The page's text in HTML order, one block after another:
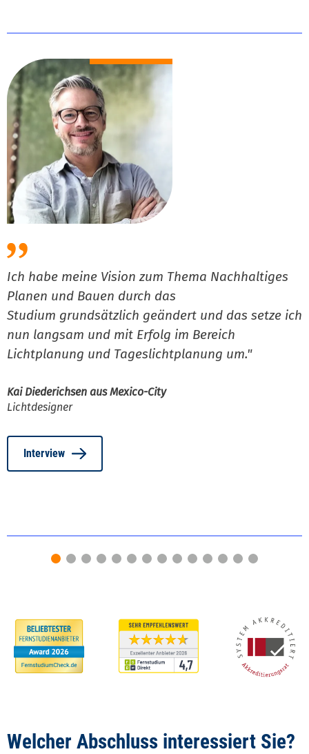
Ich habe meine Vision zum Thema Nachhaltiges
Planen und Bauen durch das
Studium grundsätzlich geändert und das setze ich
nun langsam und mit Erfolg im Bereich
Lichtplanung und Tageslichtplanung um."
Kai Diederichsen aus Mexico-City
Lichtdesigner
Interview
Welcher Abschluss interessiert Sie?